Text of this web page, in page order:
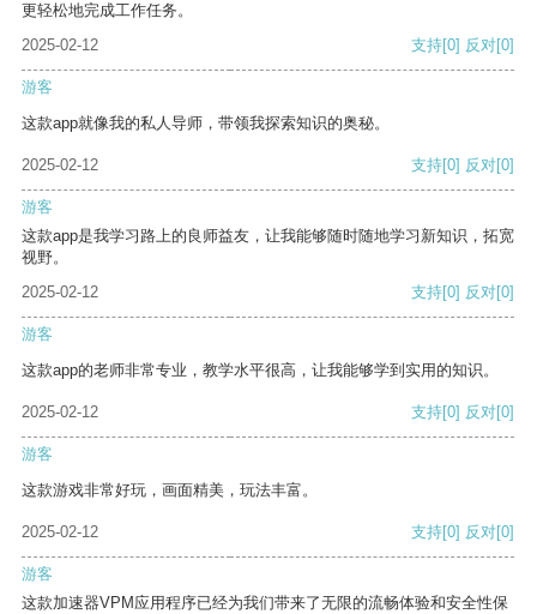
更轻松地完成工作任务。
2025-02-12
支持[0] 反对[0]
游客
这款app就像我的私人导师，带领我探索知识的奥秘。
2025-02-12 支持[0] 反对[0]
游客
这款app是我学习路上的良师益友，让我能够随时随地学习新知识，拓宽
视野。
2025-02-12
支持[0] 反对[0]
游客
这款app的老师非常专业，教学水平很高，让我能够学到实用的知识。
2025-02-12 支持[0] 反对[0]
游客
这款游戏非常好玩，画面精美，玩法丰富。
2025-02-12 支持[0] 反对[0]
游客
这款加速器VPM应用程序已经为我们带来了无限的流畅体验和安全性保